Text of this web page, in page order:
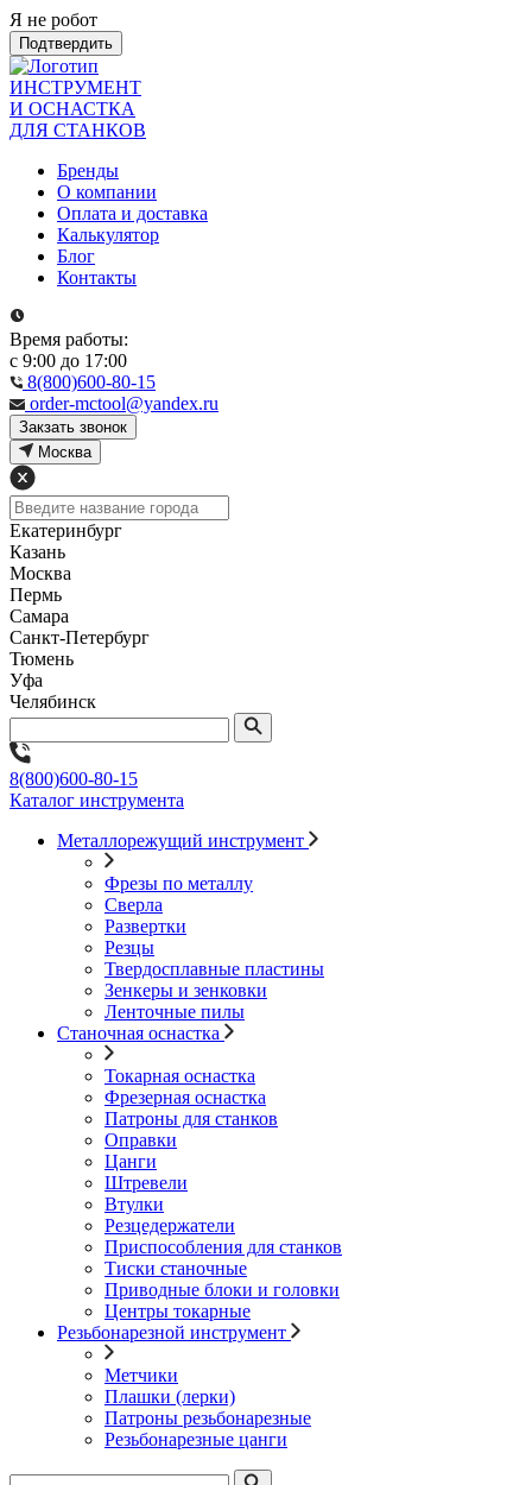
Я не робот
Подтвердить
ИНСТРУМЕНТ
И ОСНАСТКА
ДЛЯ СТАНКОВ
Бренды
О компании
Оплата и доставка
Калькулятор
Блог
Контакты
Время работы:
с 9:00 до 17:00
8(800)600-80-15
order-mctool@yandex.ru
Закзать звонок
Москва
Екатеринбург
Казань
Москва
Пермь
Самара
Санкт-Петербург
Тюмень
Уфа
Челябинск
8(800)600-80-15
Каталог инструмента
Металлорежущий инструмент
Фрезы по металлу
Сверла
Развертки
Резцы
Твердосплавные пластины
Зенкеры и зенковки
Ленточные пилы
Станочная оснастка
Токарная оснастка
Фрезерная оснастка
Патроны для станков
Оправки
Цанги
Штревели
Втулки
Резцедержатели
Приспособления для станков
Тиски станочные
Приводные блоки и головки
Центры токарные
Резьбонарезной инструмент
Метчики
Плашки (лерки)
Патроны резьбонарезные
Резьбонарезные цанги